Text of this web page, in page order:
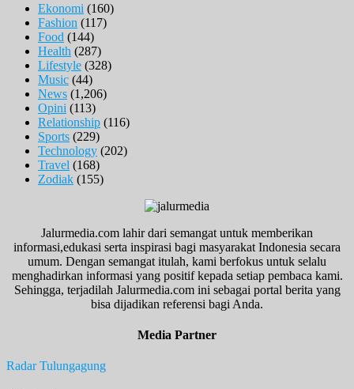
Ekonomi (160)
Fashion (117)
Food (144)
Health (287)
Lifestyle (328)
Music (44)
News (1,206)
Opini (113)
Relationship (116)
Sports (229)
Technology (202)
Travel (168)
Zodiak (155)
Jalurmedia.com lahir dari semangat untuk memberikan
informasi,edukasi serta inspirasi bagi masyarakat Indonesia secara
umum. Dengan semangat itulah, kami berfokus untuk selalu
menghadirkan informasi yang positif kepada setiap pembaca kami.
Sehingga, terjadilah Jalurmedia.com ini sebagai portal berita yang
bisa dijadikan referensi bagi Anda.
Media Partner
Radar Tulungagung